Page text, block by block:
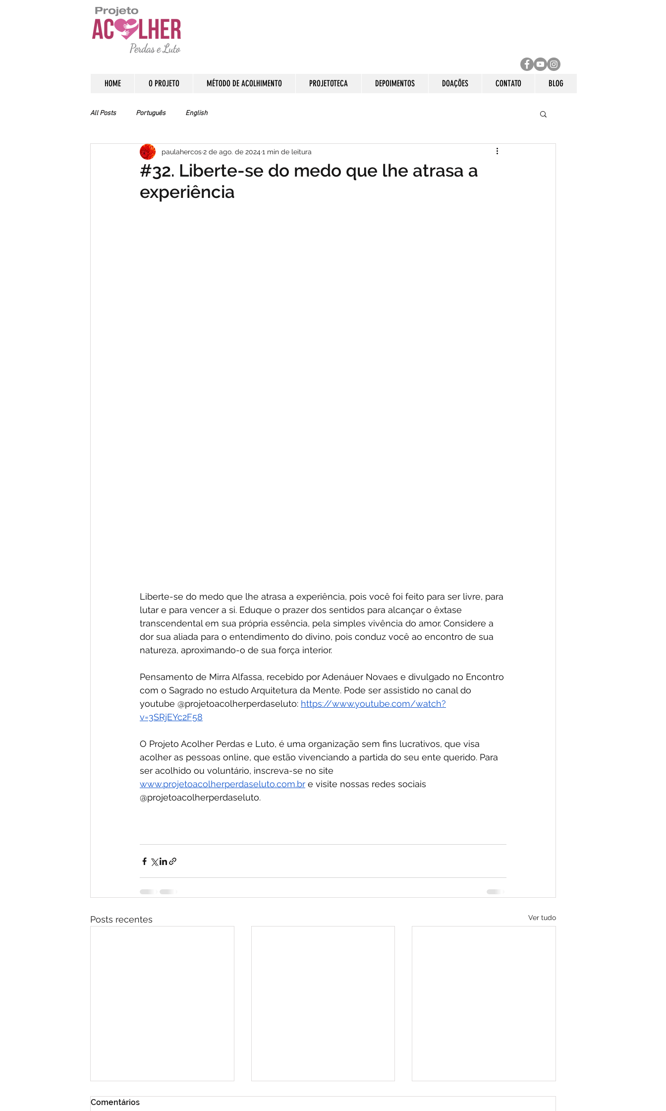
HOME O PROJETO MÉTODO DE ACOLHIMENTO PROJETOTECA DEPOIMENTOS DOAÇÕES CONTATO BLOG
All Posts Português English
#32. Liberte-se do medo que lhe atrasa a
experiência
paulahercos2 de ago. de 2024 1 min de leitura
Liberte-se do medo que lhe atrasa a experiência, pois você foi feito para ser livre, para
lutar e para vencer a si. Eduque o prazer dos sentidos para alcançar o êxtase
transcendental em sua própria essência, pela simples vivência do amor. Considere a
dor sua aliada para o entendimento do divino, pois conduz você ao encontro de sua
natureza, aproximando-o de sua força interior.
Pensamento de Mirra Alfassa, recebido por Adenáuer Novaes e divulgado no Encontro
com o Sagrado no estudo Arquitetura da Mente. Pode ser assistido no canal do
youtube @projetoacolherperdaseluto: https://www.youtube.com/watch?
v=3SRjEYc2F58
O Projeto Acolher Perdas e Luto, é uma organização sem fins lucrativos, que visa
acolher as pessoas online, que estão vivenciando a partida do seu ente querido. Para
ser acolhido ou voluntário, inscreva-se no site
www.projetoacolherperdaseluto.com.br e visite nossas redes sociais
@projetoacolherperdaseluto.
Posts recentes Ver tudo
Comentários